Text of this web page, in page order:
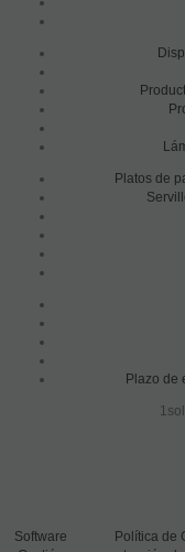
Platos de
Plazo de
Software
Política de